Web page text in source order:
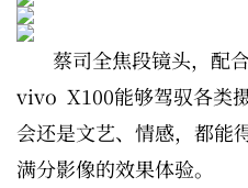
蔡司全焦段镜头，配
vivo X100能够驾驭各类
会还是文艺、情感，都能
满分影像的效果体验。